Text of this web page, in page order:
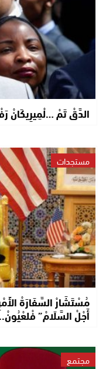
الدَّقْ تَمْ …لْمِيرِيكَانْ
مستجدات
مُسْتَشَارْ السَّفَارَةْ
أَجْلْ السَّلَامْ”
مجتمع